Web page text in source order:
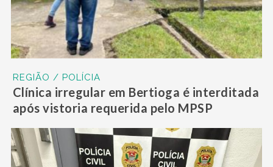
REGIÃO / POLÍCIA
Clínica irregular em Bertioga é interditada
após vistoria requerida pelo MPSP